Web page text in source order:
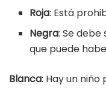
Roja: Está
Negra: Se
que puede
Blanca: Hay un niño